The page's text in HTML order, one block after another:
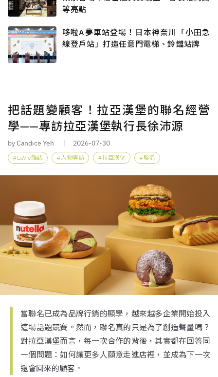
等亮點
哆啦A夢車站登場！日本神奈川「小田急
線登戶站」打造任意門電梯、鈴鐺站牌
把話題變顧客！拉亞漢堡的聯名經營
學——專訪拉亞漢堡執行長徐沛源
by Candice Yeh 2026-07-30
LaVie雜誌 人物專訪 拉亞漢堡 聯名
當聯名已成為品牌行銷的顯學，越來越多企業開始投入
這場話題競賽。然而，聯名真的只是為了創造聲量嗎？
對拉亞漢堡而言，每一次合作的背後，其實都在回答同
一個問題：如何讓更多人願意走進店裡，並成為下一次
還會回來的顧客。